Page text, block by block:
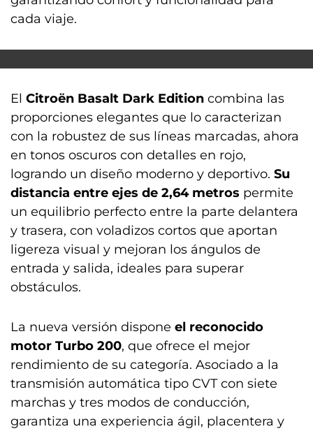
cada viaje.
El Citroën Basalt Dark Edition combina las
proporciones elegantes que lo caracterizan
con la robustez de sus líneas marcadas, ahora
en tonos oscuros con detalles en rojo,
logrando un diseño moderno y deportivo. Su
distancia entre ejes de 2,64 metros permite
un equilibrio perfecto entre la parte delantera
y trasera, con voladizos cortos que aportan
ligereza visual y mejoran los ángulos de
entrada y salida, ideales para superar
obstáculos.
La nueva versión dispone el reconocido
motor Turbo 200, que ofrece el mejor
rendimiento de su categoría. Asociado a la
transmisión automática tipo CVT con siete
marchas y tres modos de conducción,
garantiza una experiencia ágil, placentera y